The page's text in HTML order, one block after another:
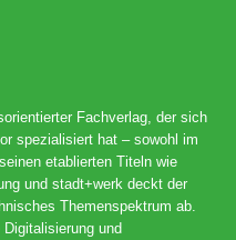
Fachverlag, der sich
spezialisiert hat – sowohl im
etablierten Titeln wie
und stadt+werk deckt der
Themenspektrum ab.
und